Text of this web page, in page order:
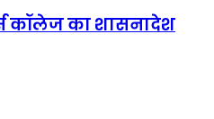
कॉलेज का शासनादेश